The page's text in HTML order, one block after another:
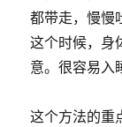
都带走，慢慢
这个时候，身
意。很容易入
这个方法的重